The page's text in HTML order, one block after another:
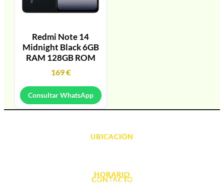
Redmi Note 14
Midnight Black 6GB
RAM 128GB ROM
169€
Consultar WhatsApp
UBICACIÓN
HORARIO
L. - S. 10:00h a 22:00h
CONTACTO